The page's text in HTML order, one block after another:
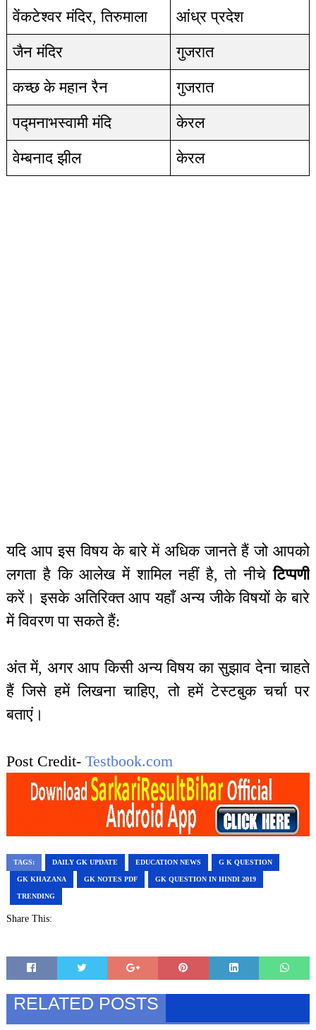
वेंकटेश्वर मंदिर, तिरुमाला
आंध्र प्रदेश
जैन मंदिर
गुजरात
कच्छ के महान रैन
गुजरात
पद्मनाभस्वामी मंदि
केरल
वेम्बनाद झील
केरल
यदि आप इस विषय के बारे में अधिक जानते हैं जो आपको
लगता है कि आलेख में शामिल नहीं है, तो नीचेटिप्पणी
करें। इसके अतिरिक्त आप यहाँ अन्य जीके विषयों के बारे
में विवरण पा सकते हैं:
अंत में, अगर आप किसी अन्य विषय का सुझाव देना चाहते
हैं जिसे हमें लिखना चाहिए, तो हमें टेस्टबुक चर्चा पर
बताएं।
Post Credit- Testbook.com
TAGS: DAILY GK UPDATE EDUCATION NEWS G K QUESTION
GK KHAZANA GK NOTES PDF GK QUESTION IN HINDI 2019
TRENDING
Share This:
RELATED POSTS